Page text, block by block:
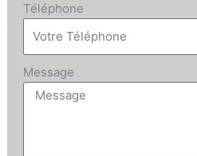
Téléphone
Message